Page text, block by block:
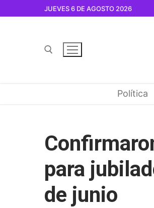
JUEVES 6 DE AGOSTO 2026
Política
para
de junio